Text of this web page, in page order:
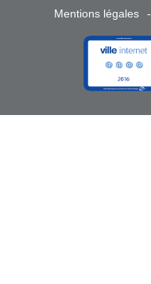
Mentions légales